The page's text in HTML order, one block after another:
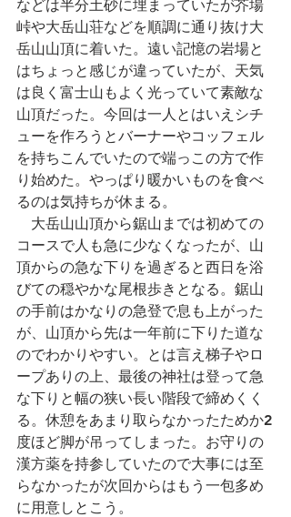
などは半分土砂に埋まっていたが芥場
峠や大岳山荘などを順調に通り抜け大
岳山山頂に着いた。遠い記憶の岩場と
はちょっと感じが違っていたが、天気
は良く富士山もよく光っていて素敵な
山頂だった。今回は一人とはいえシチ
ューを作ろうとバーナーやコッフェル
を持ちこんでいたので端っこの方で作
り始めた。やっぱり暖かいものを食べ
るのは気持ちが休まる。
大岳山山頂から鋸山までは初めての
コースで人も急に少なくなったが、山
頂からの急な下りを過ぎると西日を浴
びての穏やかな尾根歩きとなる。鋸山
の手前はかなりの急登で息も上がった
が、山頂から先は一年前に下りた道な
のでわかりやすい。とは言え梯子やロ
ープありの上、最後の神社は登って急
な下りと幅の狭い長い階段で締めくく
る。休憩をあまり取らなかったためか2
度ほど脚が吊ってしまった。お守りの
漢方薬を持参していたので大事には至
らなかったが次回からはもう一包多め
に用意しとこう。